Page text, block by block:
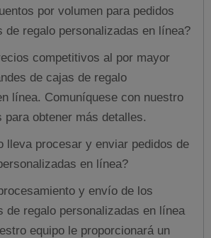
por volumen para pedidos
de regalo personalizadas en línea?
competitivos al por mayor
de cajas de regalo
línea. Comuníquese con nuestro
para obtener más detalles.
lleva procesar y enviar pedidos de
en línea?
y envío de los
de regalo personalizadas en línea
equipo le proporcionará un